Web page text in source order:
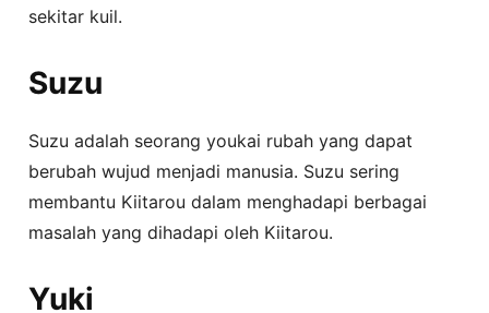
sekitar kuil.
Suzu
Suzu adalah seorang youkai rubah yang dapat
berubah wujud menjadi manusia. Suzu sering
membantu Kiitarou dalam menghadapi berbagai
masalah yang dihadapi oleh Kiitarou.
Yuki